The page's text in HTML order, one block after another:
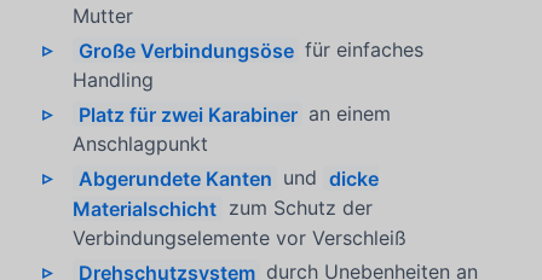
Mutter
Große Verbindungsöse für einfaches
Handling
Platz für zwei Karabiner an einem
Anschlagpunkt
Abgerundete Kanten und dicke
Materialschicht zum Schutz der
Verbindungselemente vor Verschleiß
Drehschutzsystem durch Unebenheiten an